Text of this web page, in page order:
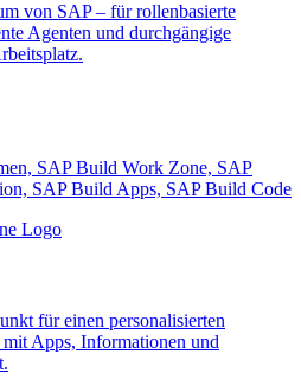
von SAP – für rollenbasierte
Agenten und durchgängige
SAP Build Work Zone, SAP
SAP Build Apps, SAP Build Code
für einen personalisierten
Apps, Informationen und